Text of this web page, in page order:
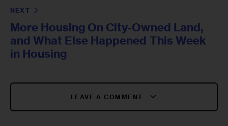
NEXT
More Housing On City-Owned Land,
and What Else Happened This Week
in Housing
LEAVE A COMMENT